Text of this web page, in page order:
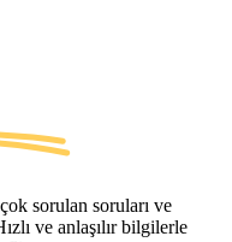
sorulan soruları ve
ve anlaşılır bilgilerle